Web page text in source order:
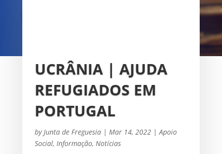
OS
UCRÂNIA | AJUDA
REFUGIADOS EM
PORTUGAL
by Junta de Freguesia| Mar 14, 2022| Apoio
Social, Informação, Notícias